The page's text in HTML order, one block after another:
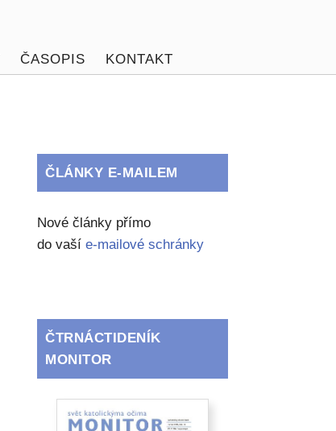
ČASOPIS KONTAKT
ČLÁNKY E-MAILEM
Nové články přímo
do vašíe-mailové schránky
ČTRNÁCTIDENÍK
MONITOR